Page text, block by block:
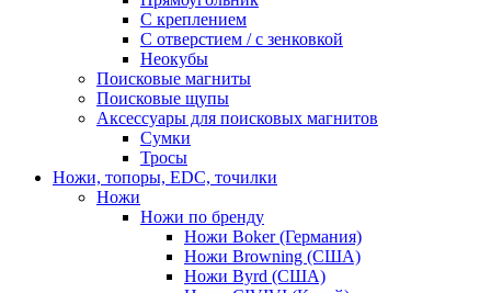
С креплением
С отверстием / с зенковкой
Неокубы
Поисковые магниты
Поисковые щупы
Аксессуары для поисковых магнитов
Сумки
Тросы
Ножи, топоры, EDC, точилки
Ножи
Ножи по бренду
Ножи Boker (Германия)
Ножи Browning (США)
Ножи Byrd (США)